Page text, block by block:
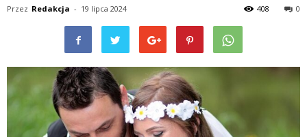
Przez Redakcja - 19 lipca 2024 0
408